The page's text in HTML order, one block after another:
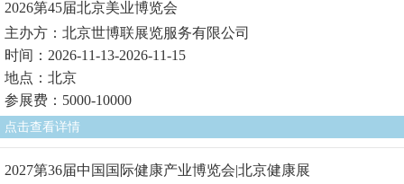
2026第45届北京美业博览会
主办方：北京世博联展览服务有限公司
时间：2026-11-13-2026-11-15
地点：北京
参展费：5000-10000
点击查看详情
2027第36届中国国际健康产业博览会|北京健康展